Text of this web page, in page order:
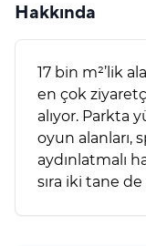
Hakkında
17 bin m²’lik
en çok
alıyor. Parkta
oyun alanları,
aydınlatmalı
sıra iki tane